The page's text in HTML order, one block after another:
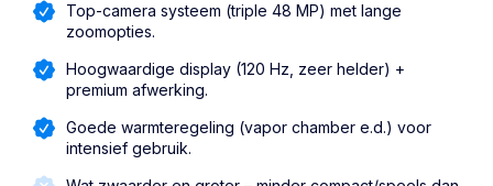
Top-camera systeem (triple 48 MP) met lange
zoomopties.
Hoogwaardige display (120 Hz, zeer helder) +
premium afwerking.
Goede warmteregeling (vapor chamber e.d.) voor
intensief gebruik.